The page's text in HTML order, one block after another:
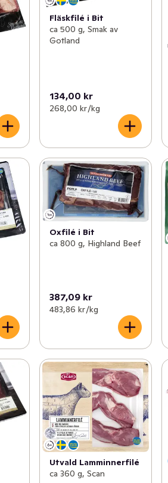
Fläskfilé i Bit
ca 500 g, Smak av
Gotland
134,00 kr
268,00 kr /kg
Oxfilé i Bit
ca 800 g, Highland Beef
387,09 kr
483,86 kr /kg
Utvald Lamminnerfilé
ca 360 g, Scan